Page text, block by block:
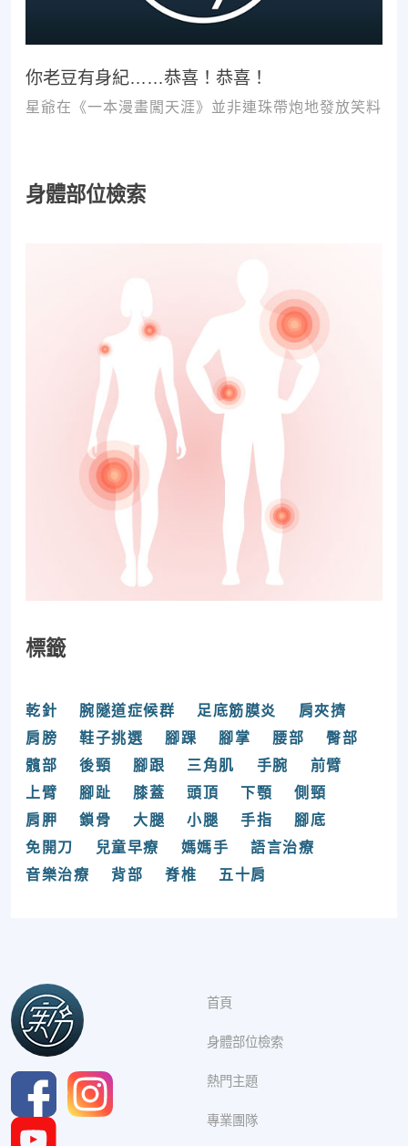
你老豆有身紀……恭喜！恭喜！
星爺在《一本漫畫闖天涯》並非連珠帶炮地發放笑料
身體部位檢索
標籤
乾針 腕隧道症候群 足底筋膜炎
肩夾擠
肩膀
鞋子挑選 腳踝 腳掌 腰部
臀部
髖部
後頸 腳跟 三角肌 手腕
前臂
上臂
腳趾 膝蓋 頭頂 下顎
側頸
肩胛
鎖骨 大腿 小腿 手指
腳底
免開刀
兒童早療 媽媽手
語言治療
音樂治療
背部 脊椎 五十肩
首頁
身體部位檢索
熱門主題
專業團隊